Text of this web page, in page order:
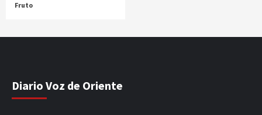
Fruto
Diario Voz de Oriente